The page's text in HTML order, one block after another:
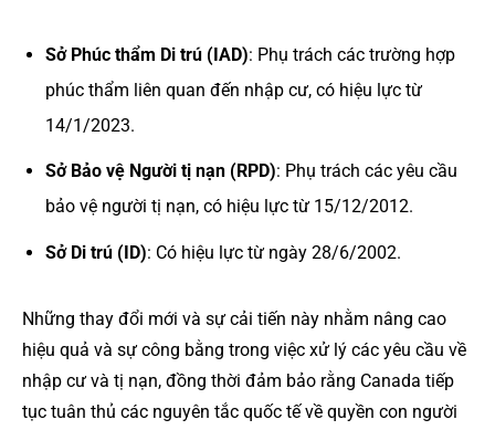
Sở Phúc thẩm Di trú (IAD): Phụ trách các trường hợp
phúc thẩm liên quan đến nhập cư, có hiệu lực từ
14/1/2023.
Sở Bảo vệ Người tị nạn (RPD): Phụ trách các yêu cầu
bảo vệ người tị nạn, có hiệu lực từ 15/12/2012.
Sở Di trú (ID): Có hiệu lực từ ngày 28/6/2002.
Những thay đổi mới và sự cải tiến này nhằm nâng cao
hiệu quả và sự công bằng trong việc xử lý các yêu cầu về
nhập cư và tị nạn, đồng thời đảm bảo rằng Canada tiếp
tục tuân thủ các nguyên tắc quốc tế về quyền con người